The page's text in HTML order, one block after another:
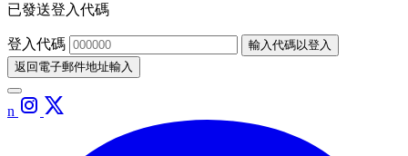
已發送登入代碼
登入代碼
輸入代碼以登入
返回電子郵件地址輸入
n